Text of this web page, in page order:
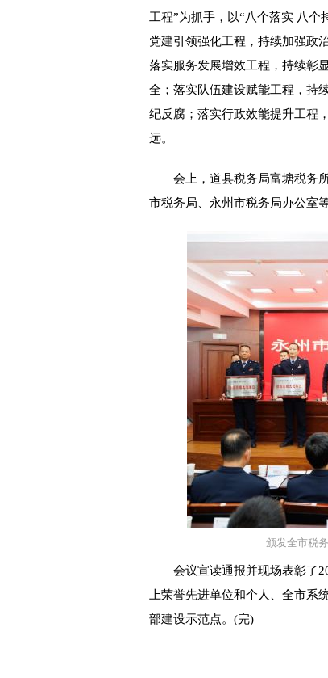
工程”为抓手，以“八个落实 八
党建引领强化工程，持续加强政
落实服务发展增效工程，持续彰
全；落实队伍建设赋能工程，持
纪反腐；落实行政效能提升工程
远。
会上，道县税务局富塘税务所
市税务局、永州市税务局办公室
颁发全市税
会议宣读通报并现场表彰了
上荣誉先进单位和个人、全市系
部建设示范点。(完)